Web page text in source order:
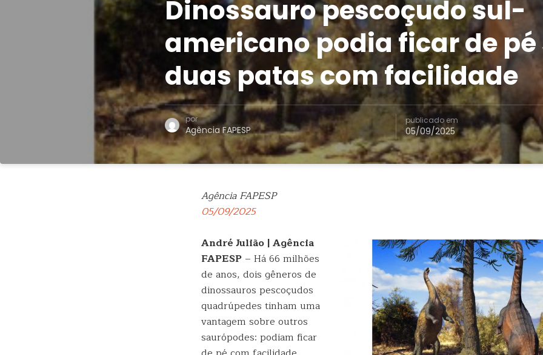
Dinossauro pescoçudo sul-
americano podia ficar de pé
duas patas com facilidade
por
Agência FAPESP
publicado em
05/09/2025
Agência FAPESP
05/09/2025
André Julião | Agência
FAPESP – Há 66 milhões
de anos, dois gêneros de
dinossauros pescoçudos
quadrúpedes tinham uma
vantagem sobre outros
saurópodes: podiam ficar